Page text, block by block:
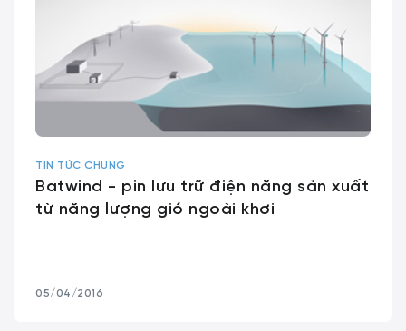
TIN TỨC CHUNG
Batwind - pin lưu trữ điện năng sản xuất
từ năng lượng gió ngoài khơi
05/04/2016